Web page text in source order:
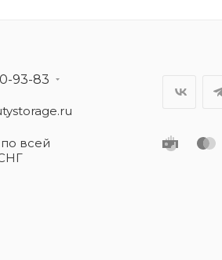
93-83
всей